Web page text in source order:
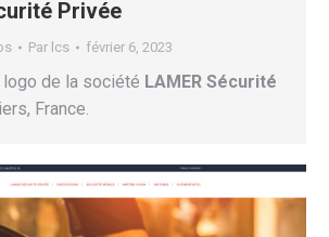
Privée
Par lcs février 6, 2023
de la société LAMER Sécurité
France.